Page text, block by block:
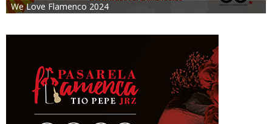
We Love Flamenco 2024